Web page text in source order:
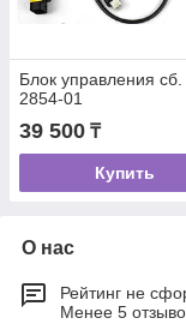
Блок управления сб.
2854-01
39 500 ₸
Купить
О нас
Рейтинг не
Менее 5